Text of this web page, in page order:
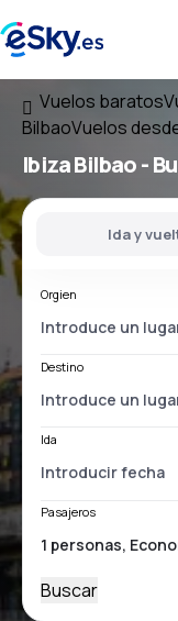
Vuelos baratos
BilbaoVuelos
Ibiza Bilbao-
Ida y
Orgien
Destino
Ida
Pasajeros
Buscar